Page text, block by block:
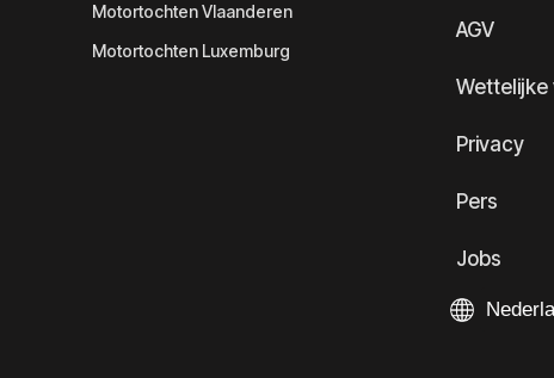
Motortochten Vlaanderen
Motortochten Luxemburg
AGV
Wettelijke
Privacy
Pers
Jobs